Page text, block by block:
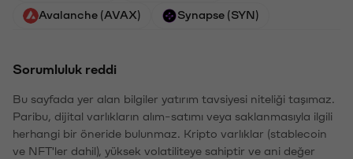
Avalanche (AVAX) Synapse (SYN)
Sorumluluk reddi
Bu sayfada yer alan bilgiler yatırım tavsiyesi niteliği taşımaz.
Paribu, dijital varlıkların alım-satımı veya saklanmasıyla ilgili
herhangi bir öneride bulunmaz. Kripto varlıklar (stablecoin
ve NFT'ler dahil), yüksek volatiliteye sahiptir ve ani değer